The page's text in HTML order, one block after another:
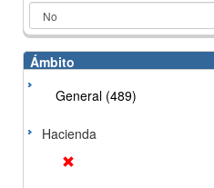
Ámbito
General (489)
Hacienda